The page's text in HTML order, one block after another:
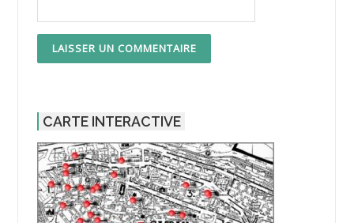
CARTE INTERACTIVE